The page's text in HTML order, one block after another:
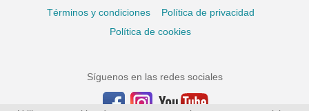
Términos y condiciones
Política de privacidad
Política de cookies
Síguenos en las redes sociales